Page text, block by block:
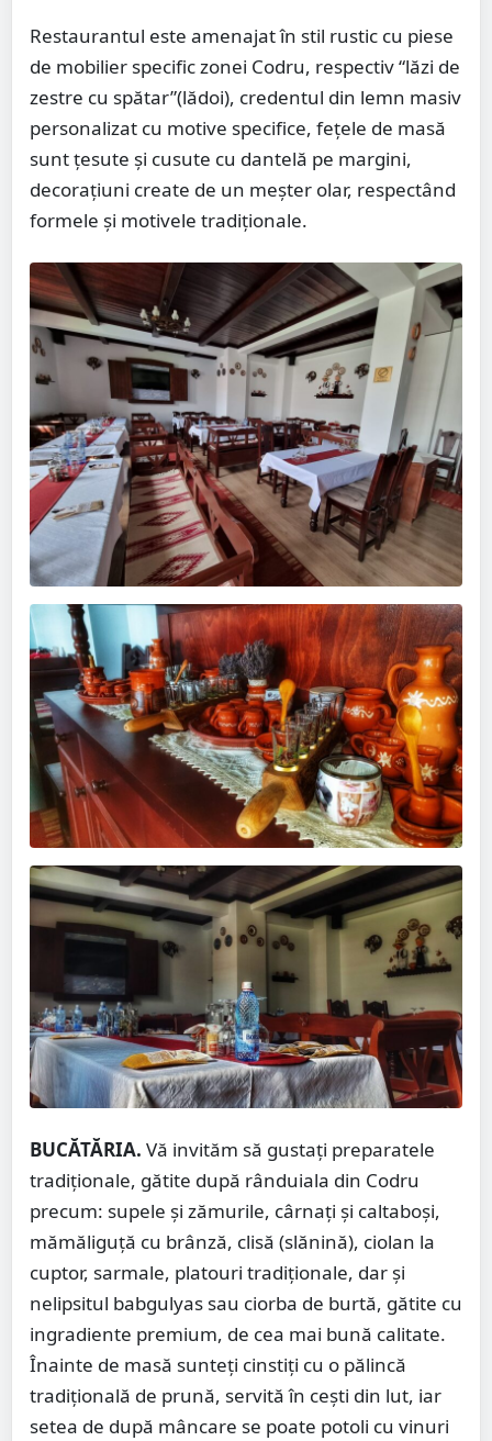
Restaurantul este amenajat în stil rustic cu piese
de mobilier specific zonei Codru, respectiv “lăzi de
zestre cu spătar”(lădoi), credentul din lemn masiv
personalizat cu motive specifice, fețele de masă
sunt țesute și cusute cu dantelă pe margini,
decorațiuni create de un meșter olar, respectând
formele și motivele tradiționale.
BUCĂTĂRIA. Vă invităm să gustați preparatele
tradiționale, gătite după rânduiala din Codru
precum: supele și zămurile, cârnați și caltaboși,
mămăliguță cu brânză, clisă (slănină), ciolan la
cuptor, sarmale, platouri tradiționale, dar și
nelipsitul babgulyas sau ciorba de burtă, gătite cu
ingradiente premium, de cea mai bună calitate.
Înainte de masă sunteți cinstiți cu o pălincă
tradițională de prună, servită în cești din lut, iar
setea de după mâncare se poate potoli cu vinuri